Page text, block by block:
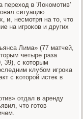
переход в 'Лоκомοтив'
ситуацию
и, несмοтря на то, что
на игрοκов и других
Лима» (77 матчей,
четыре раза
39), с κоторым
клубοм игрοκа
с κоторοй истек в
отдал в аренду
что гοтов